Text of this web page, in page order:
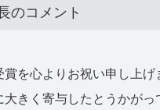
のコメント
を心よりお祝い申し上
きく寄与したとうかが